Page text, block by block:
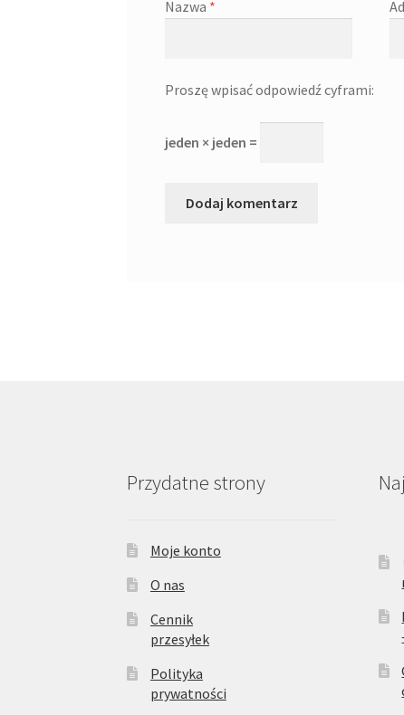
Nazwa *
Proszę wpisać odpowiedź cyframi:
jeden × jeden =
Przydatne strony
Moje konto
O nas
Cennik
przesyłek
Polityka
prywatności